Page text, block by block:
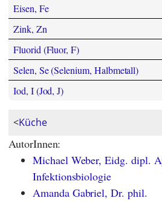
Eisen, Fe
Zink, Zn
Fluorid (Fluor, F)
Selen, Se (Selenium, Halbmetall)
Iod, I (Jod, J)
<Küche
AutorInnen:
Michael Weber, Eidg. dipl.
Infektionsbiologie
Amanda Gabriel, Dr. phil.